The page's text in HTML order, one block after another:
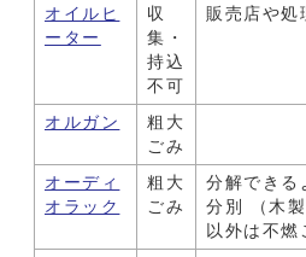
オイルヒ
ーター
収
集・
持込
不可
販売店や処
オルガン
粗大
ごみ
オーディ
オラック
粗大
ごみ
分解できる
分別 （木
以外は不燃